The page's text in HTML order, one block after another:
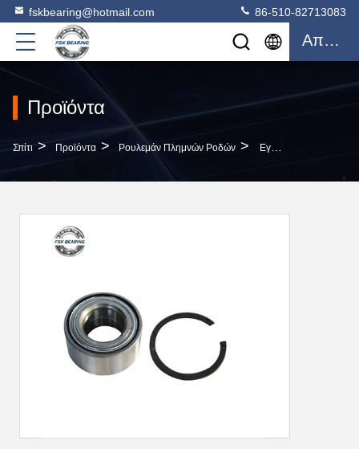
fskbearing@hotmail.com 86-510-82713083
Απόσπασμα
Προϊόντα
Σπίτι > Προϊόντα > Ρουλεμάν Πλημνών Ροδών > Εγγύηση 47 KWD 02 AP Συσκευές Ρουλέων Αυτοκινήτων Για Την NISSAN TOYOTA